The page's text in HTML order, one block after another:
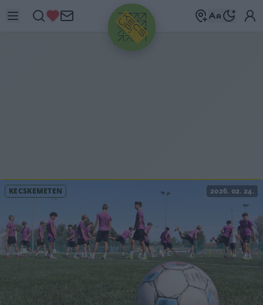
HIRDETÉS
KECSKEMÉTEN 2026. 02. 24.